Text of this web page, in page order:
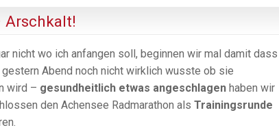
Arschkalt!
nicht wo ich anfangen soll, beginnen wir mal damit dass
Abend noch nicht wirklich wusste ob sie
wird – gesundheitlich etwas angeschlagen haben wir
den Achensee Radmarathon als Trainingsrunde